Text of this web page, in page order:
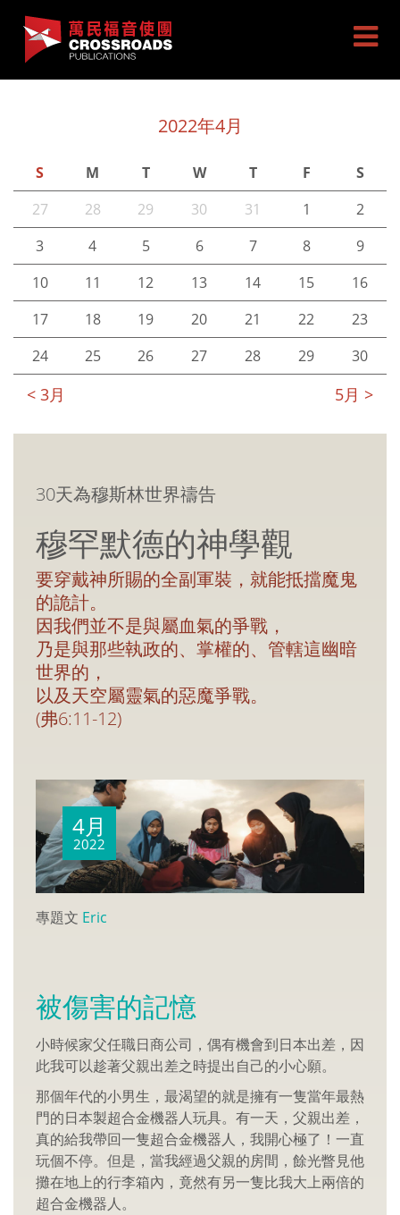
2022年4月
S M T W T F S
< 3月 5月 >
27 28 29 30 31 1
2
3
4 5 6 7 8
9
10
11 12 13 14 15
16
17
18 19 20 21 22
23
24
25 26 27 28 29 30
30天為穆斯林世界禱告
穆罕默德的神學觀
要穿戴神所賜的全副軍裝，就能抵擋魔鬼
的詭計。
因我們並不是與屬血氣的爭戰，
乃是與那些執政的、掌權的、管轄這幽暗
世界的，
以及天空屬靈氣的惡魔爭戰。
(弗6:11-12)
4月
2022
專題文 Eric
被傷害的記憶
小時候家父任職日商公司，偶有機會到日本出差，因
此我可以趁著父親出差之時提出自己的小心願。
那個年代的小男生，最渴望的就是擁有一隻當年最熱
門的日本製超合金機器人玩具。有一天，父親出差，
真的給我帶回一隻超合金機器人，我開心極了！一直
玩個不停。但是，當我經過父親的房間，餘光瞥見他
攤在地上的行李箱內，竟然有另一隻比我大上兩倍的
超合金機器人。